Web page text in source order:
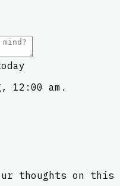
12:00 am.
thoughts on this